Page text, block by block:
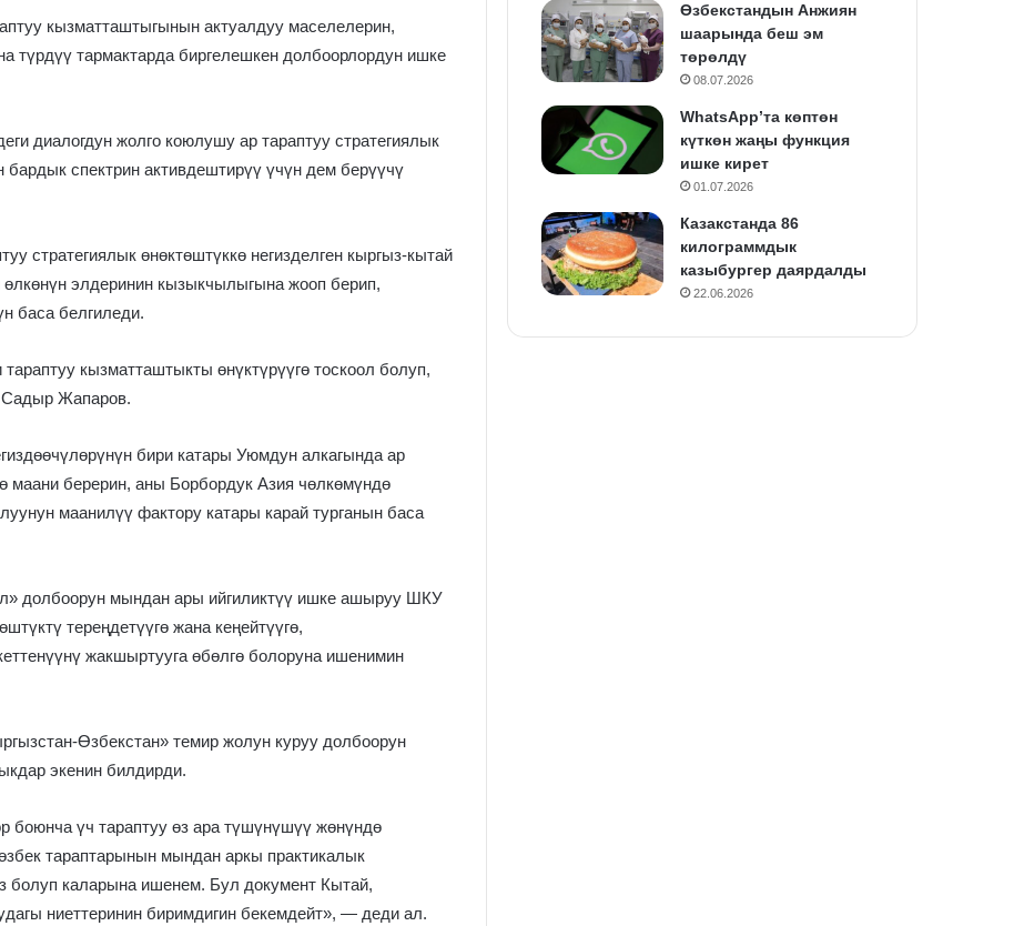
кызматташтыгынын актуалдуу маселелерин,
түрдүү тармактарда биргелешкен долбоорлордун ишке
диалогдун жолго коюлушу ар тараптуу стратегиялык
спектрин активдештирүү үчүн дем берүүчү
стратегиялык өнөктөштүккө негизделген кыргыз-кытай
элдеринин кызыкчылыгына жооп берип,
баса белгиледи.
кызматташтыкты өнүктүрүүгө тоскоол болуп,
Садыр Жапаров.
бири катары Уюмдун алкагында ар
маани берерин, аны Борбордук Азия чөлкөмүндө
маанилүү фактору катары карай турганын баса
долбоорун мындан ары ийгиликтүү ишке ашыруу ШКУ
тереңдетүүгө жана кеңейтүүгө,
жакшыртууга өбөлгө болоруна ишенимин
Өзбекстан» темир жолун куруу долбоорун
экенин билдирди.
үч тараптуу өз ара түшүнүшүү жөнүндө
тараптарынын мындан аркы практикалык
болуп каларына ишенем. Бул документ Кытай,
ниеттеринин биримдигин бекемдейт», — деди ал.
Өзбекстандын Анжиян
шаарында беш эм
төрөлдү
08.07.2026
WhatsApp’та көптөн
күткөн жаңы функция
ишке кирет
01.07.2026
Казакстанда 86
килограммдык
казыбургер даярдалды
22.06.2026